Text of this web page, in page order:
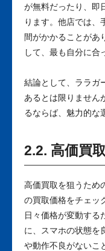
が無料だったり、即
ります。他店では、
間がかかることがあ
して、最も自分に合
結論として、ララガ
あるとは限りません
るならば、魅力的な
2.2. 高価買
高価買取を狙うため
の買取価格をチェッ
日々価格が変動する
に、スマホの状態を
や動作不良がないこ